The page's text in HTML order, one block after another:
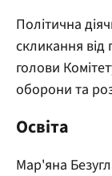
Політична
скликання від
голови
оборони та
Освіта
Мар'яна